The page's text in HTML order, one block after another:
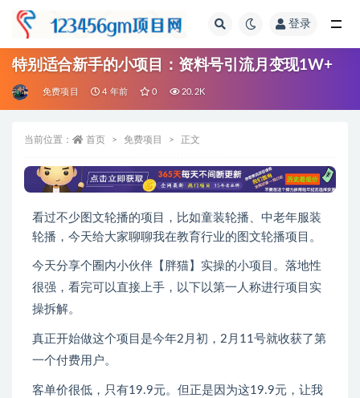
登录
特别适合新手的小项目：资料号引流月变现1W+
免费项目 4 年前 0 20.2K
当前位置： 首页 免费项目 正文
看过不少图文轮播的项目，比如童装轮播、中老年服装
轮播，今天给大家聊聊我在教育行业的图文轮播项目。
今天分享个圈内小伙伴【胖猫】实操的小项目。落地性
很强，看完可以直接上手，以下以第一人称进行项目实
操拆解。
真正开始做这个项目是今年2月初，2月11号就收获了第
一个付费用户。
客单价很低，只有19.9元。但正是因为这19.9元，让我